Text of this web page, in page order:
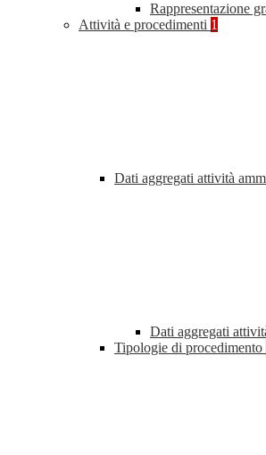
Rappresentazione
Attività e procedimenti 1
Dati aggregati attività
Dati aggregati
Tipologie di procedimento